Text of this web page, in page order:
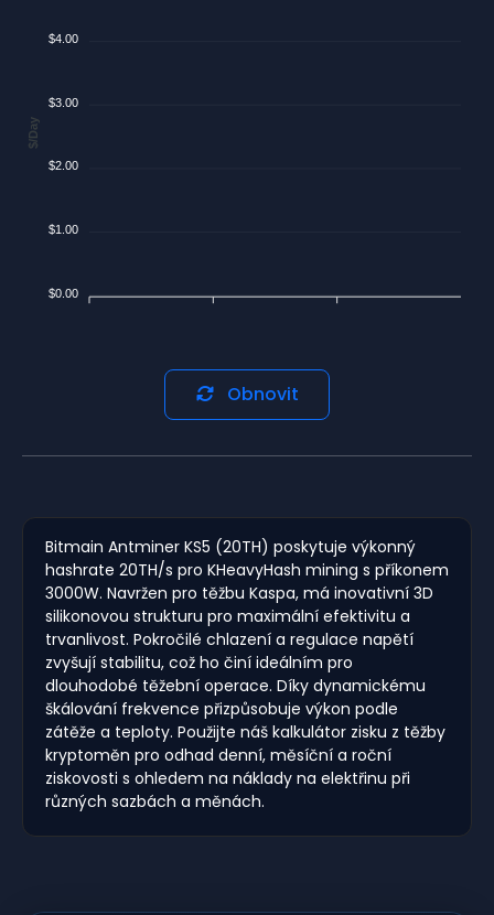
$4.00
$3.00
$2.00
$1.00
$0.00
$/Day
Obnovit
Bitmain Antminer KS5 (20TH) poskytuje výkonný
hashrate 20TH/s pro KHeavyHash mining s příkonem
3000W. Navržen pro těžbu Kaspa, má inovativní 3D
silikonovou strukturu pro maximální efektivitu a
trvanlivost. Pokročilé chlazení a regulace napětí
zvyšují stabilitu, což ho činí ideálním pro
dlouhodobé těžební operace. Díky dynamickému
škálování frekvence přizpůsobuje výkon podle
zátěže a teploty. Použijte náš kalkulátor zisku z těžby
kryptoměn pro odhad denní, měsíční a roční
ziskovosti s ohledem na náklady na elektřinu při
různých sazbách a měnách.